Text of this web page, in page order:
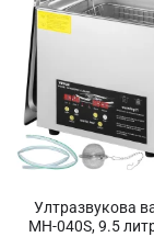
Ултразвукова
MH-040S, 9.5